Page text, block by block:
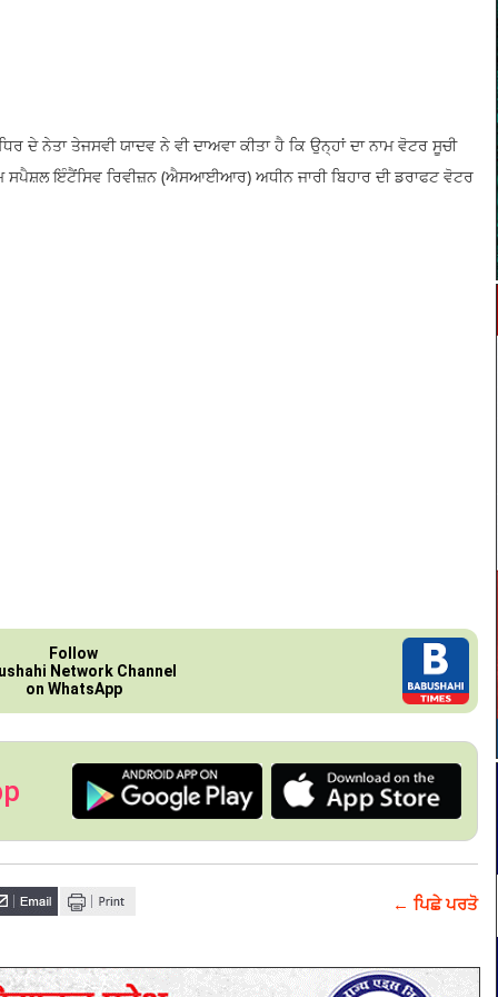
ਦੇ ਨੇਤਾ ਤੇਜਸਵੀ ਯਾਦਵ ਨੇ ਵੀ ਦਾਅਵਾ ਕੀਤਾ ਹੈ ਕਿ ਉਨ੍ਹਾਂ ਦਾ ਨਾਮ ਵੋਟਰ ਸੂਚੀ
ਸਪੈਸ਼ਲ ਇੰਟੈਂਸਿਵ ਰਿਵੀਜ਼ਨ (ਐਸਆਈਆਰ) ਅਧੀਨ ਜਾਰੀ ਬਿਹਾਰ ਦੀ ਡਰਾਫਟ ਵੋਟਰ
Follow
Network Channel
on WhatsApp
← ਪਿਛੇ ਪਰਤੋ